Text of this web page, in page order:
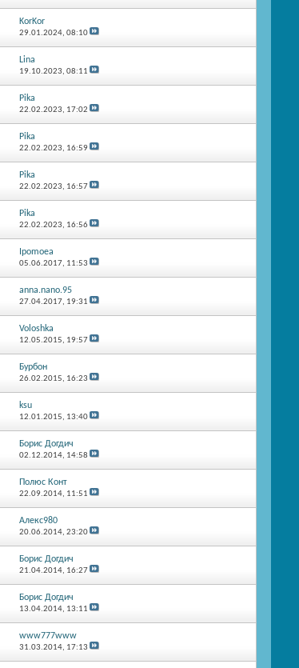
KorKor
29.01.2024, 08:10
Lina
19.10.2023, 08:11
Pika
22.02.2023, 17:02
Pika
22.02.2023, 16:59
Pika
22.02.2023, 16:57
Pika
22.02.2023, 16:56
Ipomoea
05.06.2017, 11:53
anna.nano.95
27.04.2017, 19:31
Voloshka
12.05.2015, 19:57
Бурбон
26.02.2015, 16:23
ksu
12.01.2015, 13:40
Борис Догдич
02.12.2014, 14:58
Полюс Конт
22.09.2014, 11:51
Алекс980
20.06.2014, 23:20
Борис Догдич
21.04.2014, 16:27
Борис Догдич
13.04.2014, 13:11
www777www
31.03.2014, 17:13